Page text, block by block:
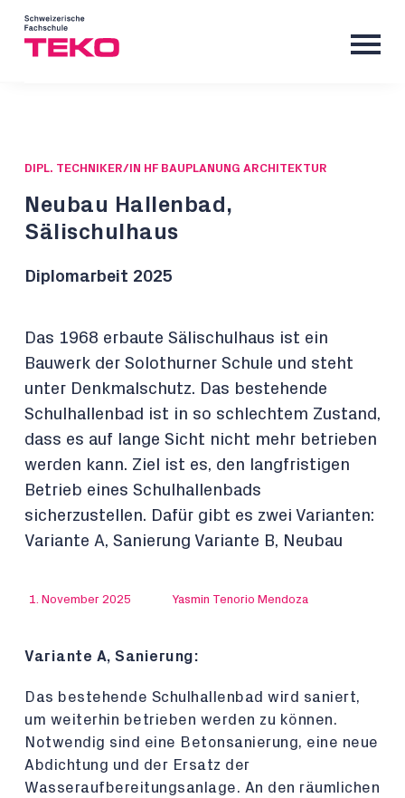
DIPL. TECHNIKER/IN HF BAUPLANUNG ARCHITEKTUR
Neubau Hallenbad,
Sälischulhaus
Diplomarbeit 2025
Das 1968 erbaute Sälischulhaus ist ein
Bauwerk der Solothurner Schule und steht
unter Denkmalschutz. Das bestehende
Schulhallenbad ist in so schlechtem Zustand,
dass es auf lange Sicht nicht mehr betrieben
werden kann. Ziel ist es, den langfristigen
Betrieb eines Schulhallenbads
sicherzustellen. Dafür gibt es zwei Varianten:
Variante A, Sanierung Variante B, Neubau
1. November 2025 Yasmin Tenorio Mendoza
Variante A, Sanierung:
Das bestehende Schulhallenbad wird saniert,
um weiterhin betrieben werden zu können.
Notwendig sind eine Betonsanierung, eine neue
Abdichtung und der Ersatz der
Wasseraufbereitungsanlage. An den räumlichen